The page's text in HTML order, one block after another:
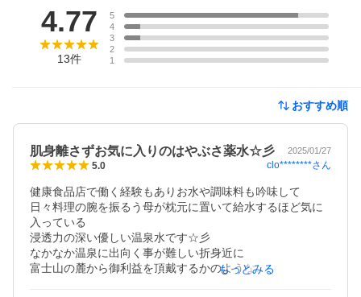
4.77
13件
5
4
3
2
1
おすすめ順
肌身離さずお気に入りのはやぶさ薬水☆彡 2025/01/27
5.0 clo********さん
健康食品店で働く経験もありお水や調味料も吟味して
日々料理の腕を振るう母が枕元に置いて給水するほど気に
入っている
浸透力の深い優しい温泉水です☆彡
なかなか温泉に出向く事が難しい折身近に
富士山の麓から御利益を頂戴するかのような
もっとみる